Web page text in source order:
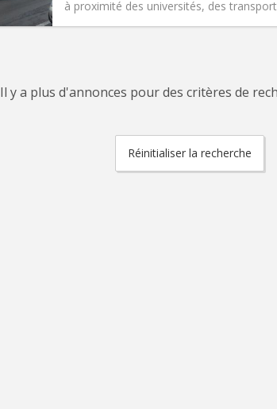
à proximité des universités, des
Aménagement
Il y a plus d'annonces pour des critères de
Réinitialiser la recherche